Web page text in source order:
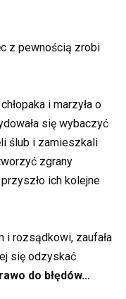
z pewnością zrobi
i marzyła o
się wybaczyć
ślub i zamieszkali
zgrany
ich kolejne
i rozsądkowi, zaufała
się odzyskać
do błędów…